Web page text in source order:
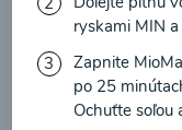
ryskami MIN
Zapnite
po 25
Ochuťte soľou